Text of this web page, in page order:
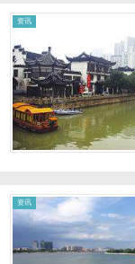
资讯
资讯